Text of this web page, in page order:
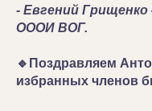
- Евгений
ОООИ ВОГ.
🔹Поздравляем
избранных членов